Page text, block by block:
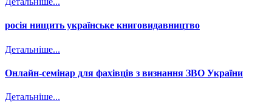
росія нищить українське книговидавництво
Детальніше...
Онлайн-семінар для фахівців з визнання ЗВО України
Детальніше...